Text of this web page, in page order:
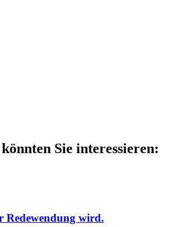
Sie interessieren:
Redewendung wird.